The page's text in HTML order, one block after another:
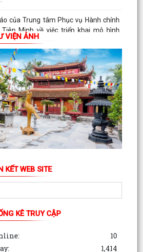
Minh về việc triển khai mô hình
của Sở Giáo dục và Đào tạo về việc
Danh mục thủ tục hành chính nội bộ
PHÁT TRỰC TIẾP CHƯƠNG TRÌNH
CUỐI TUẦN"
các quyết định về Khu kinh tế, khởi
thương mại tự do Hải Phòng
của Sở Văn hoá, Thể thao và Du lịch
của UBND thành phố Hải Phòng về
hiện TTHC trên Hệ thống TTGQTTHC
của...
Minh chuẩn bị tổ chức lấy mẫu hài cốt
giám định ADN, xác định danh tính các
VIỆN ẢNH
KẾT WEB SITE
KÊ TRUY CẬP
10
1,414